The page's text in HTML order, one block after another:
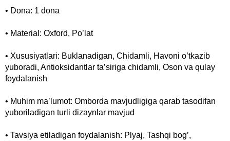
• Dona: 1 dona
• Material: Oxford, Po’lat
• Xususiyatlari: Buklanadigan, Chidamli, Havoni o’tkazib
yuboradi, Antioksidantlar ta’siriga chidamli, Oson va qulay
foydalanish
• Muhim maʼlumot: Omborda mavjudligiga qarab tasodifan
yuboriladigan turli dizaynlar mavjud
• Tavsiya etiladigan foydalanish: Plyaj, Tashqi bog’,